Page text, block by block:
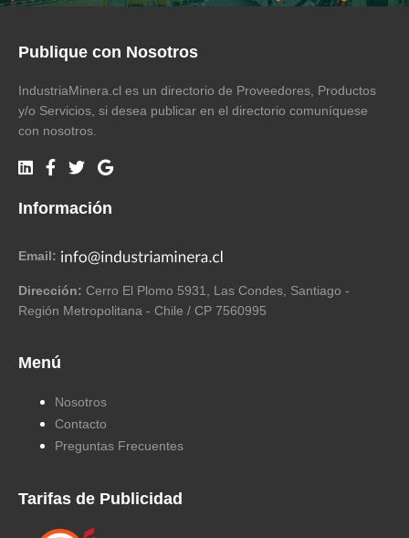
Publique con Nosotros
IndustriaMinera.cl es un directorio de Proveedores, Productos
y/o Servicios, si desea publicar en el directorio comuníquese
con nosotros.
Información
Email:
Dirección: Cerro El Plomo 5931, Las Condes, Santiago -
Región Metropolitana - Chile / CP 7560995
Menú
Nosotros
Contacto
Preguntas Frecuentes
Tarifas de Publicidad